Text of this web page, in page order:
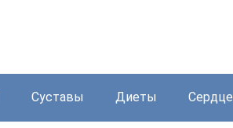
Суставы Диеты Сердце